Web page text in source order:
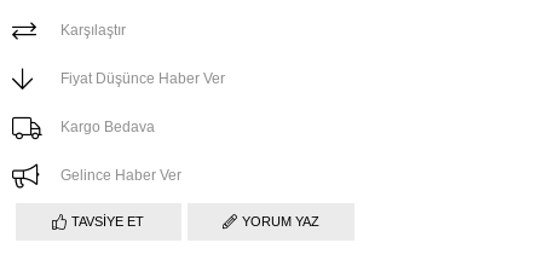
Karşılaştır
Fiyat Düşünce Haber Ver
Kargo Bedava
Gelince Haber Ver
TAVSIYE ET YORUM YAZ